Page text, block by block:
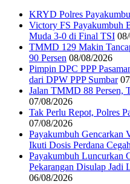
KRYD Polres
Victory FS Payakumbuh
Muda 3-0 di Final TSI
TMMD 129 Makin
90 Persen 08/08/2026
Pimpin DPC PPP
dari DPW PPP Sumbar
Jalan TMMD 88 Persen,
07/08/2026
Tak Perlu Repot, Polres
07/08/2026
Payakumbuh Gencarkan
Ikuti Dosis Perdana
Payakumbuh
Pekarangan Disulap Jadi
06/08/2026